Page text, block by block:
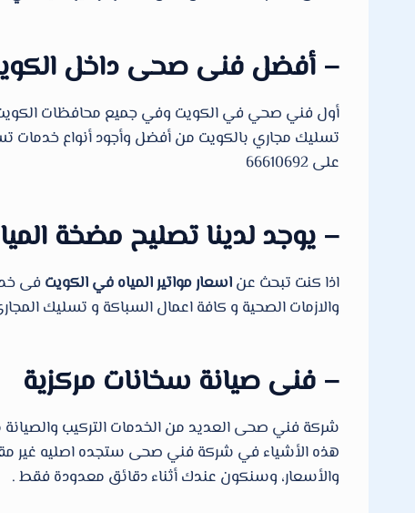
– أفضل فنى صحى داخل
أول فني صحي في الكويت وفي جميع محافظات الكويت،
تسليك مجاري بالكويت من أفضل وأجود أنواع خدمات
على 66610692
– يوجد لدينا تصليح مضخة
اذا كنت تبحث عناسعار مواتير المياه في الكويت فى
والازمات الصحية و كافة اعمال السباكة و تسليك المجاري
– فنى صيانة سخانات مركزية
هذه الأشياء في شركة فني صحى ستجده اصليه غير
والأسعار، وسنكون عندك أثناء دقائق معدودة فقط .